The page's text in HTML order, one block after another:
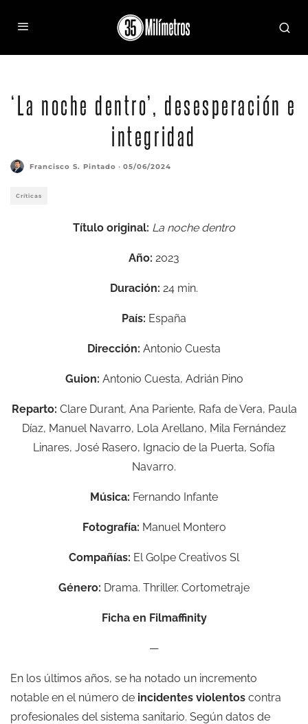
‘La noche dentro’, desesperación e
integridad
Francisco S. Pintado · 05/06/2024
Críticas
Título original: La noche dentro
Año: 2023
Duración: 24 min.
País: España
Dirección: Antonio Cuesta
Guion: Antonio Cuesta, Adrián Pino
Reparto: Clare Durant, Ana Pariente, Rafa de Vera, Paula
Díaz, Manuel Navarro, Lola Arellano, Mila Fernández
Linares, José Rasero, Ignacio de la Puerta, Sofía
Navarro.
Música: Fernando Infante
Fotografía: Manuel Montero
Compañías: El Golpe Creativos Sl
Género: Drama. Thriller. Cortometraje
Ficha en Filmaffinity
—
En los últimos años, se ha notado un incremento
notable en el número de incidentes violentos contra
profesionales del sistema sanitario. Según datos de